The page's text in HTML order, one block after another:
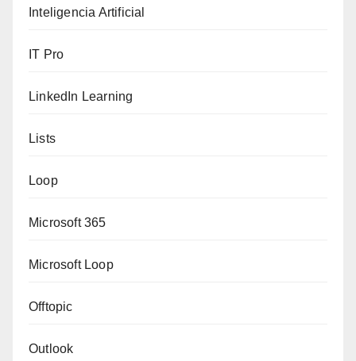
Inteligencia Artificial
IT Pro
LinkedIn Learning
Lists
Loop
Microsoft 365
Microsoft Loop
Offtopic
Outlook